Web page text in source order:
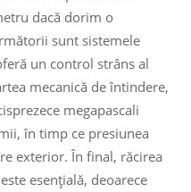
dacă dorim o
sunt sistemele
un control strâns al
mecanică de întindere,
megapascali
în timp ce presiunea
exterior. În final, răcirea
esențială, deoarece